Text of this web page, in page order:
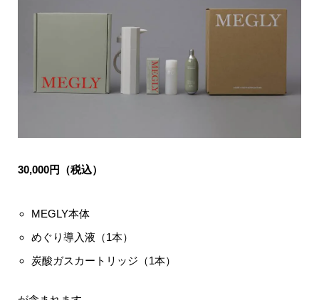
30,000円（税込）
MEGLY本体
めぐり導入液（1本）
炭酸ガスカートリッジ（1本）